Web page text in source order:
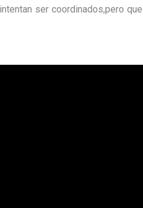
ser coordinados,pero